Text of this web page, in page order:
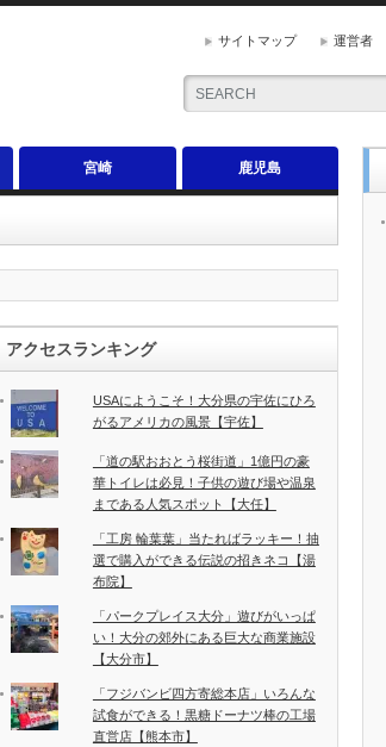
サイトマップ 運営者
宮崎 鹿児島
アクセスランキング
USAにようこそ！大分県の宇佐にひろ
がるアメリカの風景【宇佐】
「道の駅おおとう桜街道」1億円の豪
華トイレは必見！子供の遊び場や温泉
まである人気スポット【大任】
「工房 輪葉葉」当たればラッキー！抽
選で購入ができる伝説の招きネコ【湯
布院】
「パークプレイス大分」遊びがいっぱ
い！大分の郊外にある巨大な商業施設
【大分市】
「フジバンビ四方寄総本店」いろんな
試食ができる！黒糖ドーナツ棒の工場
直営店【熊本市】